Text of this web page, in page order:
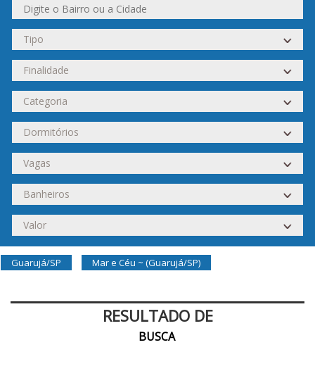
Guarujá/SP Mar e Céu ~ (Guarujá/SP)
RESULTADO DE
BUSCA